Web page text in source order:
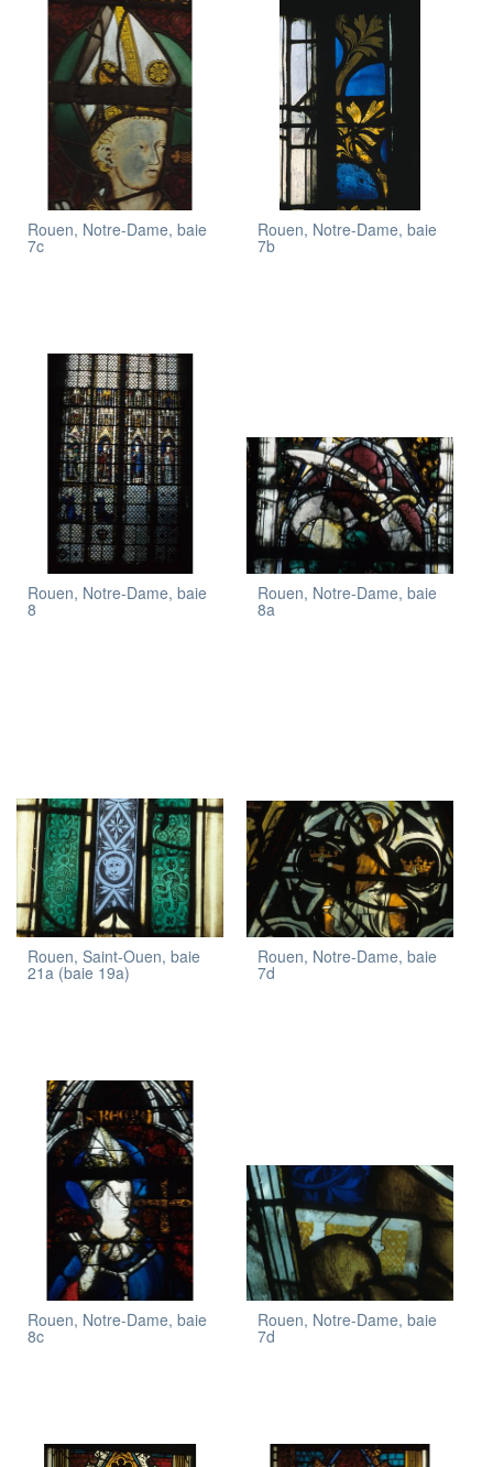
Rouen, Notre-Dame, baie
7c
Rouen, Notre-Dame, baie
7b
Rouen, Notre-Dame, baie
8
Rouen, Notre-Dame, baie
8a
Rouen, Saint-Ouen, baie
21a (baie 19a)
Rouen, Notre-Dame, baie
7d
Rouen, Notre-Dame, baie
8c
Rouen, Notre-Dame, baie
7d